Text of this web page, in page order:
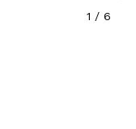
1 / 6